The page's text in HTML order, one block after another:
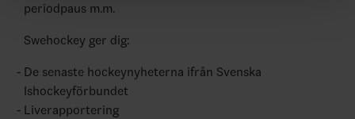
periodpaus m.m.
Swehockey ger dig:
De senaste hockeynyheterna ifrån Svenska
Ishockeyförbundet
Liverapportering